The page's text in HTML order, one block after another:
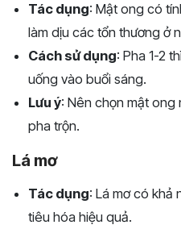
Tác dụng: Mật ong có
làm dịu các tổn thương ở
Cách sử dụng: Pha 1-2
uống vào buổi sáng.
Lưu ý: Nên chọn mật ong
pha trộn.
Lá mơ
Tác dụng: Lá mơ có khả
tiêu hóa hiệu quả.